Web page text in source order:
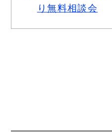
り無料相談会